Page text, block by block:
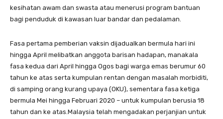
kesihatan awam dan swasta atau menerusi program bantuan
bagi penduduk di kawasan luar bandar dan pedalaman.
Fasa pertama pemberian vaksin dijadualkan bermula hari ini
hingga April melibatkan anggota barisan hadapan, manakala
fasa kedua dari April hingga Ogos bagi warga emas berumur 60
tahun ke atas serta kumpulan rentan dengan masalah morbiditi,
di samping orang kurang upaya (OKU), sementara fasa ketiga
bermula Mei hingga Februari 2020 – untuk kumpulan berusia 18
tahun dan ke atas.Malaysia telah mengadakan perjanjian untuk